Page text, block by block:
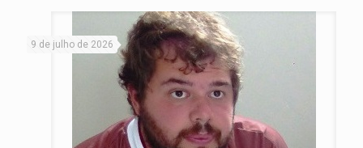
9 de julho de 2026